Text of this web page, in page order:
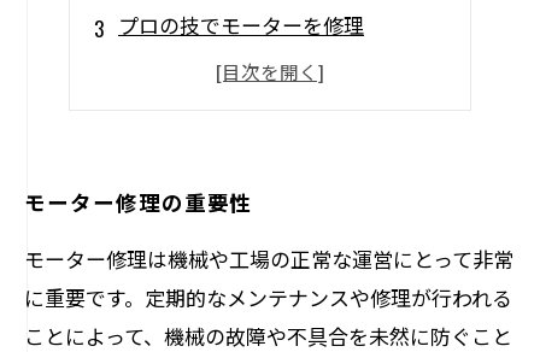
プロの技でモーターを修理
モーター修理での部品交換について
定期的なメンテナンスで長寿命化を
モーター修理の重要性
モーター修理は機械や工場の正常な運営にとって非常
に重要です。定期的なメンテナンスや修理が行われる
ことによって、機械の故障や不具合を未然に防ぐこと